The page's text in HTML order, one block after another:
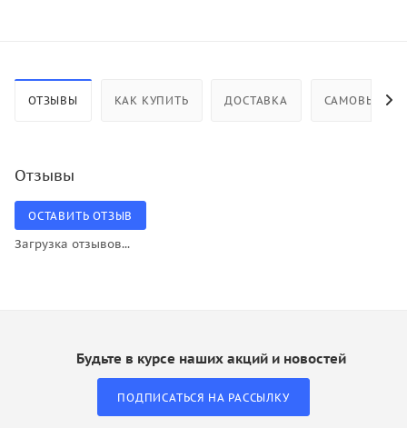
ОТЗЫВЫ КАК КУПИТЬ ДОСТАВКА САМОВЫВОЗ
Отзывы
ОСТАВИТЬ ОТЗЫВ
Загрузка отзывов...
Будьте в курсе наших акций и новостей
ПОДПИСАТЬСЯ НА РАССЫЛКУ